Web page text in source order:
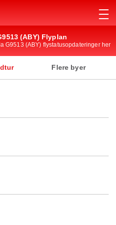
(ABY) Flyplan
G9513 (ABY) flystatusopdateringer her
Flere byer